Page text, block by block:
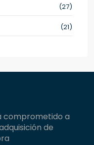
(27)
(21)
comprometido a
de